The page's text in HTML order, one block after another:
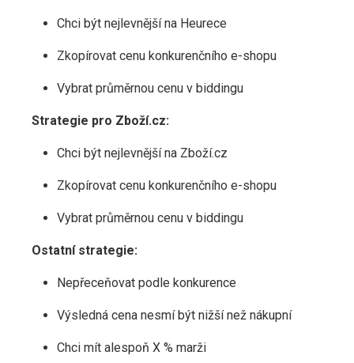
Chci být nejlevnější na Heurece
Zkopírovat cenu konkurenčního e-shopu
Vybrat průměrnou cenu v biddingu
Strategie pro Zboží.cz:
Chci být nejlevnější na Zboží.cz
Zkopírovat cenu konkurenčního e-shopu
Vybrat průměrnou cenu v biddingu
Ostatní strategie:
Nepřeceňovat podle konkurence
Výsledná cena nesmí být nižší než nákupní
Chci mít alespoň X % marži